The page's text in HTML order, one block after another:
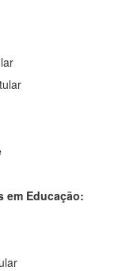
em Educação: